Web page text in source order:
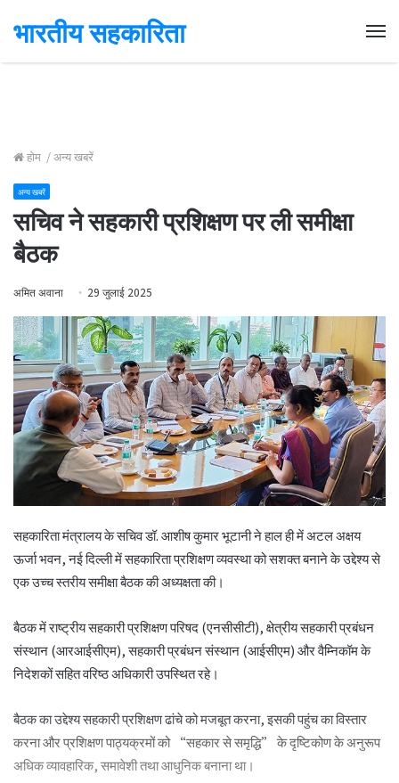
भारतीय सहकारिता
होम /अन्य खबरें
अन्य खबरें
सचिव ने सहकारी प्रशिक्षण पर ली समीक्षा
बैठक
अमित अवाना 29 जुलाई 2025
सहकारिता मंत्रालय के सचिव डॉ. आशीष कुमार भूटानी ने हाल ही में अटल अक्षय
ऊर्जा भवन, नई दिल्ली में सहकारिता प्रशिक्षण व्यवस्था को सशक्त बनाने के उद्देश्य से
एक उच्च स्तरीय समीक्षा बैठक की अध्यक्षता की।
बैठक में राष्ट्रीय सहकारी प्रशिक्षण परिषद (एनसीसीटी), क्षेत्रीय सहकारी प्रबंधन
संस्थान (आरआईसीएम), सहकारी प्रबंधन संस्थान (आईसीएम) और वैम्निकॉम के
निदेशकों सहित वरिष्ठ अधिकारी उपस्थित रहे।
बैठक का उद्देश्य सहकारी प्रशिक्षण ढांचे को मजबूत करना, इसकी पहुंच का विस्तार
करना और प्रशिक्षण पाठ्यक्रमों को “सहकार से समृद्धि” के दृष्टिकोण के अनुरूप
अधिक व्यावहारिक, समावेशी तथा आधुनिक बनाना था।